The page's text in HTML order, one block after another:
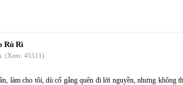
Rù Rì
(Xem: 45511)
làm cho tôi, dù cố gắng quên đi lời nguyền, nhưng không